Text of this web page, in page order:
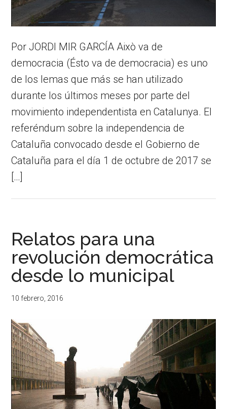
Por JORDI MIR GARCÍA Això va de
democracia (Ésto va de democracia) es uno
de los lemas que más se han utilizado
durante los últimos meses por parte del
movimiento independentista en Catalunya. El
referéndum sobre la independencia de
Cataluña convocado desde el Gobierno de
Cataluña para el día 1 de octubre de 2017 se
[…]
Relatos para una
revolución democrática
desde lo municipal
10 febrero, 2016